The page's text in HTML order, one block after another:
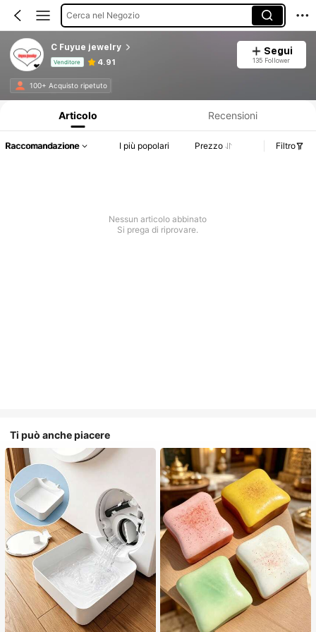
Cerca nel Negozio
C Fuyue jewelry
Venditore 4.91
Segui
135 Follower
100+ Acquisto ripetuto
Articolo Recensioni
Raccomandazione I più popolari Prezzo Filtro
Nessun articolo abbinato
Si prega di riprovare.
Ti può anche piacere